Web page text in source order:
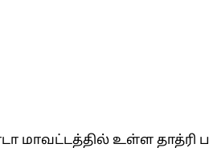
மாவட்டத்தில் உள்ள தாத்ரி